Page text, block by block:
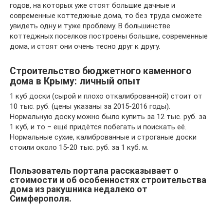
годов, на которых уже стоят большие дачные и
современные коттеджные дома, то без труда сможете
увидеть одну и туже проблему. В большинстве
коттеджных поселков построены большие, современные
дома, и стоят они очень тесно друг к другу.
Строительство бюджетного каменного
дома в Крыму: личный опыт
1 куб доски (сырой и плохо откалиброванной) стоит от
10 тыс. руб. (цены указаны за 2015-2016 годы).
Нормальную доску можно было купить за 12 тыс. руб. за
1 куб, и то – ещё придётся побегать и поискать её.
Нормальные сухие, калиброванные и строганые доски
стоили около 15-20 тыс. руб. за 1 куб. м.
Пользователь портала рассказывает о
стоимости и об особенностях строительства
дома из ракушника недалеко от
Симферополя.